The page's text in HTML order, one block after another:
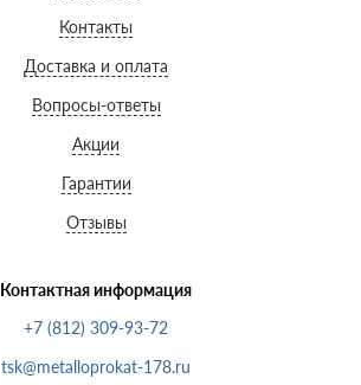
Контакты
Доставка и оплата
Вопросы-ответы
Акции
Гарантии
Отзывы
Контактная информация
+7 (812) 309-93-72
tsk@metalloprokat-178.ru